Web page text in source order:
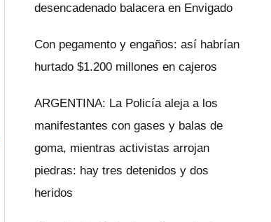
desencadenado balacera en Envigado
Con pegamento y engaños: así habrían
hurtado $1.200 millones en cajeros
ARGENTINA: La Policía aleja a los
manifestantes con gases y balas de
goma, mientras activistas arrojan
piedras: hay tres detenidos y dos
heridos